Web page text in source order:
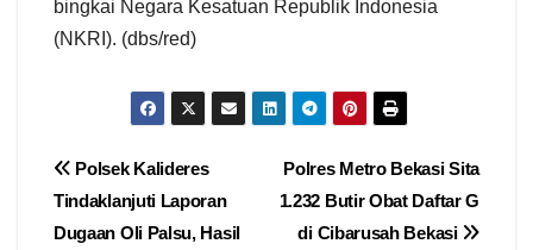
bingkai Negara Kesatuan Republik Indonesia
(NKRI). (dbs/red)
Navigasi
pos
Polres Metro Bekasi Sita
1.232 Butir Obat Daftar G
di Cibarusah Bekasi
Polsek Kalideres
Tindaklanjuti Laporan
Dugaan Oli Palsu, Hasil